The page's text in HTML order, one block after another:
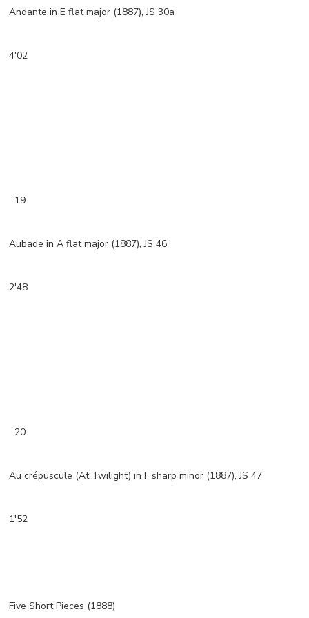
Andante in E flat major (1887), JS 30a
4'02
19.
Aubade in A flat major (1887), JS 46
2'48
20.
Au crépuscule (At Twilight) in F sharp minor (1887), JS 47
1'52
Five Short Pieces (1888)